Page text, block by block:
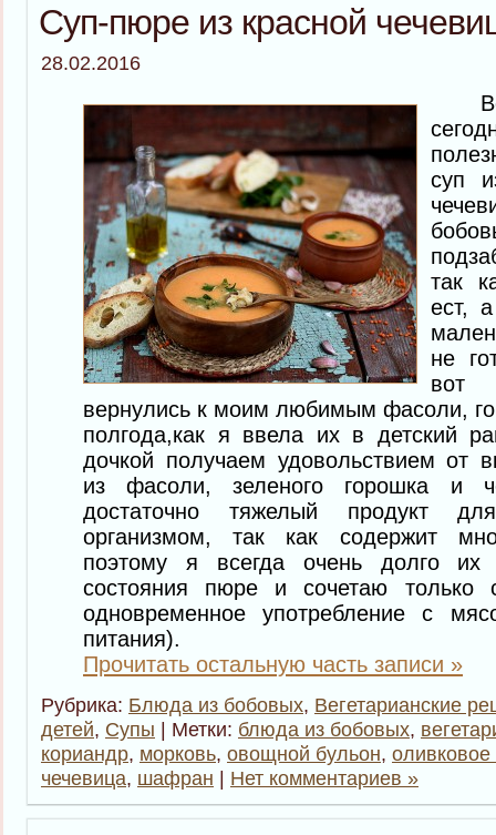
Суп-пюре из красной
28.02.2016
суп
так
ест,
не
вот
вернулись к моим любимым фасоли,
полгода,как я ввела их в детский
дочкой получаем удовольствием от
из фасоли, зеленого горошка и
достаточно тяжелый продукт
организмом, так как содержит
поэтому я всегда очень долго
состояния пюре и сочетаю только
одновременное употребление с
питания).
Прочитать остальную часть записи »
Рубрика: Блюда из бобовых, Вегетарианские
детей, Супы | Метки: блюда из бобовых,
кориандр, морковь, овощной бульон,
чечевица, шафран | Нет комментариев »